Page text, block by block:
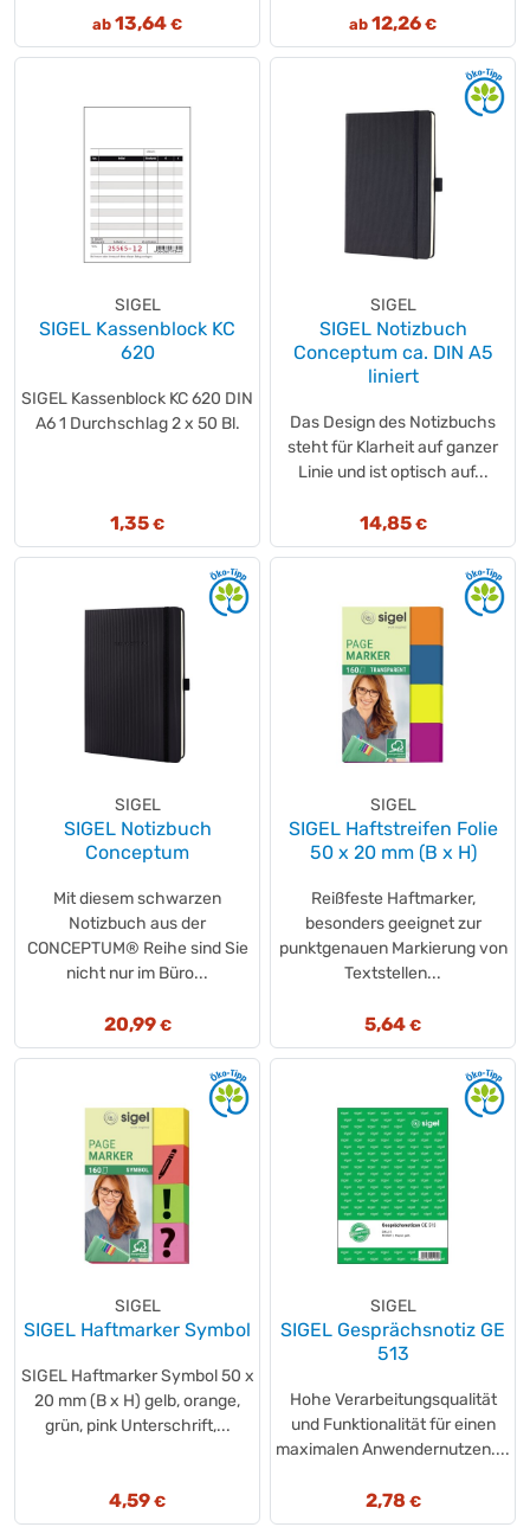
ab 13,64 € ab 12,26 €
SIGEL
SIGEL Kassenblock KC
620
SIGEL Kassenblock KC 620 DIN
A6 1 Durchschlag 2 x 50 Bl.
1,35 €
SIGEL
SIGEL Notizbuch
Conceptum ca. DIN A5
liniert
Das Design des Notizbuchs
steht für Klarheit auf ganzer
Linie und ist optisch auf...
14,85€
SIGEL
SIGEL Notizbuch
Conceptum
Mit diesem schwarzen
Notizbuch aus der
CONCEPTUM® Reihe sind Sie
nicht nur im Büro...
20,99€
SIGEL
SIGEL Haftstreifen Folie
50 x 20 mm (B x H)
Reißfeste Haftmarker,
besonders geeignet zur
punktgenauen Markierung von
Textstellen...
5,64 €
SIGEL
SIGEL Haftmarker Symbol
SIGEL Haftmarker Symbol 50 x
20 mm (B x H) gelb, orange,
grün, pink Unterschrift,...
4,59 €
SIGEL
SIGEL Gesprächsnotiz GE
513
Hohe Verarbeitungsqualität
und Funktionalität für einen
maximalen Anwendernutzen....
2,78 €